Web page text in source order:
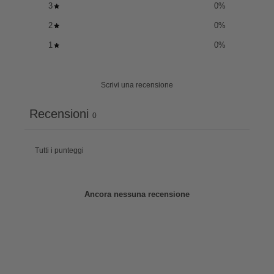
3 0%
2 0%
1 0%
Scrivi una recensione
Recensioni 0
Ancora nessuna recensione